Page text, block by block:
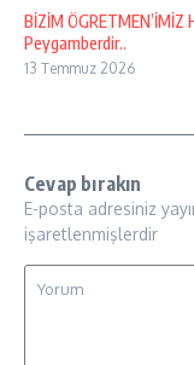
BİZİM ÖGRETMEN’İMİZ
Peygamberdir..
13 Temmuz 2026
Cevap bırakın
E-posta adresiniz
işaretlenmişlerdir